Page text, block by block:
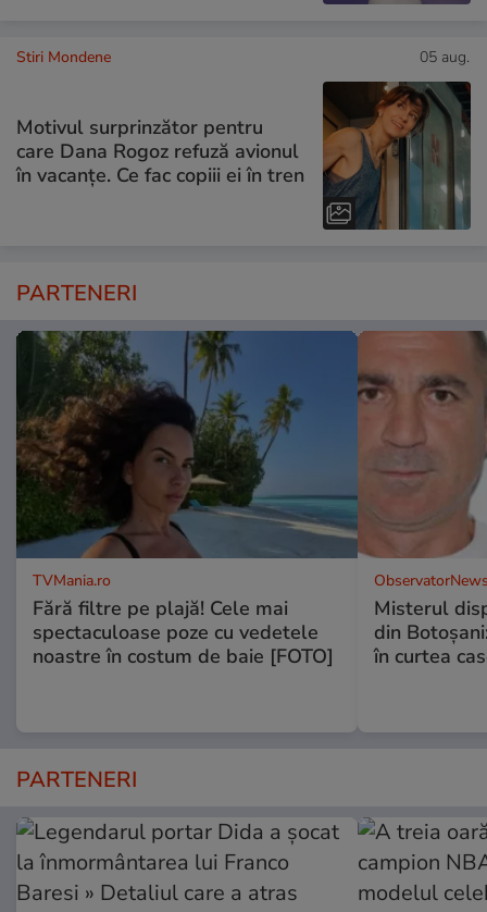
Stiri Mondene 05 aug.
Motivul surprinzător pentru
care Dana Rogoz refuză avionul
în vacanțe. Ce fac copiii ei în tren
PARTENERI
TVMania.ro
Fără filtre pe plajă! Cele mai
spectaculoase poze cu vedetele
noastre în costum de baie [FOTO]
Misterul
din
în curtea
PARTENERI